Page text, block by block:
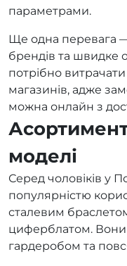
параметрами.
Ще одна перевага
брендів та
потрібно витрачати
магазинів, адже
можна онлайн з
моделі
Серед чоловіків у
популярністю
сталевим
циферблатом. Вони
гардеробом та